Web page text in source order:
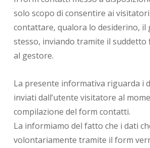
solo scopo di consentire ai
contattare, qualora lo desiderino, il
stesso, inviando tramite il suddetto
al gestore.
La presente informativa riguarda i
inviati dall’utente visitatore al
compilazione del form contatti.
La informiamo del fatto che i dati
volontariamente tramite il form